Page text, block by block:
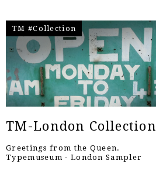
TM #Collection
TM-London Collection
Greetings from the Queen.
Typemuseum - London Sampler